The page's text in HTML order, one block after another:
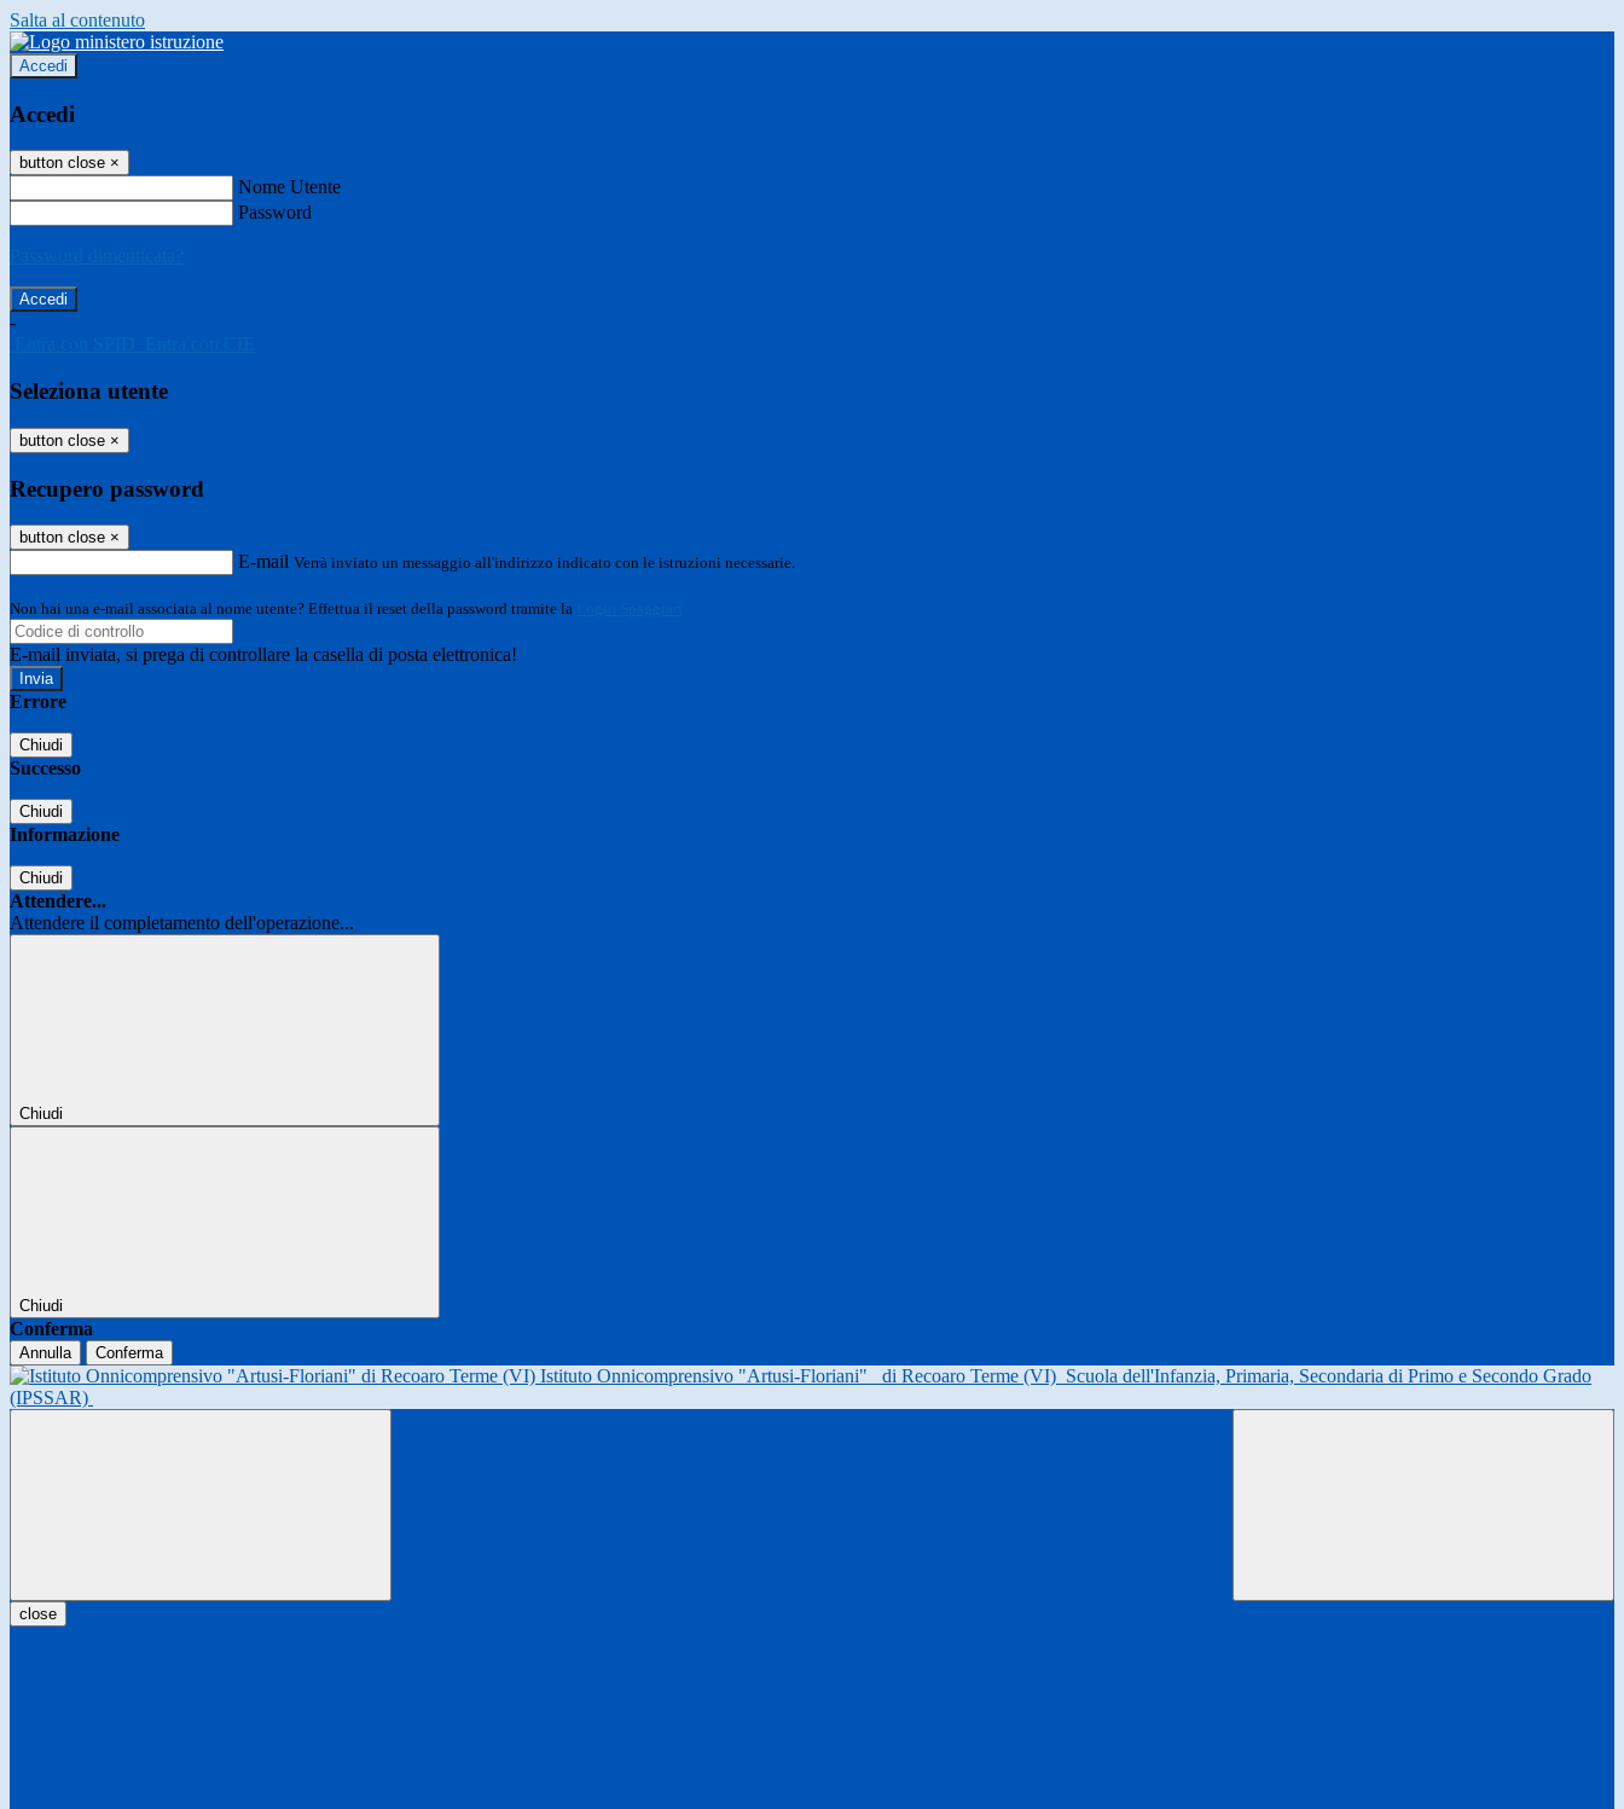
Salta al contenuto
Accedi
Accedi
button close ×
Nome Utente
Password
-
Seleziona utente
button close ×
Recupero password
button close ×
E-mail Verrà inviato un messaggio all'indirizzo indicato con le istruzioni necessarie.
Non hai una e-mail associata al nome utente? Effettua il reset della password tramite la
E-mail inviata, si prega di controllare la casella di posta elettronica!
Errore
Chiudi
Successo
Chiudi
Informazione
Chiudi
Attendere...
Attendere il completamento dell'operazione...
Chiudi
Chiudi
Conferma
Annulla Conferma
Istituto Onnicomprensivo "Artusi-Floriani" di Recoaro Terme (VI) Scuola dell'Infanzia, Primaria, Secondaria di Primo e Secondo Grado
(IPSSAR)
close